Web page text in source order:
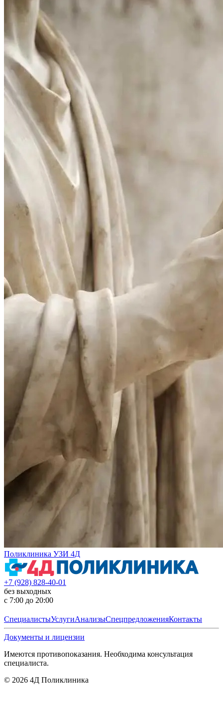
Поликлиника УЗИ 4Д
+7 (928) 828-40-01
без выходных
с 7:00 до 20:00
СпециалистыУслугиАнализыСпецпредложенияКонтакты
Документы и лицензии
Имеются противопоказания. Необходима консультация
специалиста.
© 2026 4Д Поликлиника